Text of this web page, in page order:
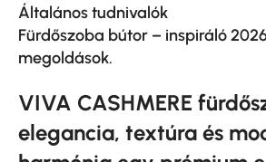
Általános tudnivalók
Fürdőszoba bútor – inspiráló
megoldások.
VIVA CASHMERE
elegancia, textúra és